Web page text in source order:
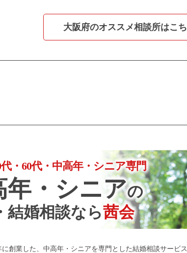
取得しております
大阪府のオススメ相談所はこ
代・60代・中高年・シニア専門
年・シニアの
結婚相談なら茜会
に創業した、中高年・シニアを専門とした結婚相談サービス